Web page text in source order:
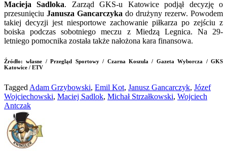
Macieja Sadloka. Zarząd GKS-u Katowice podjął decyzję o
przesunięciu Janusza Gancarczyka do drużyny rezerw. Powodem
takiej decyzji jest niesportowe zachowanie piłkarza po zejściu z
boiska podczas sobotniego meczu z Miedzą Legnica. Na 29-
letniego pomocnika została także nałożona kara finansowa.
Źródło: własne / Przegląd Sportowy / Czarna Koszula / Gazeta Wyborcza / GKS
Katowice / ETV
Tagged Adam Grzybowski, Emil Kot, Janusz Gancarczyk, Józef
Wojciechowski, Maciej Sadlok, Michał Strzałkowski, Wojciech
Antczak